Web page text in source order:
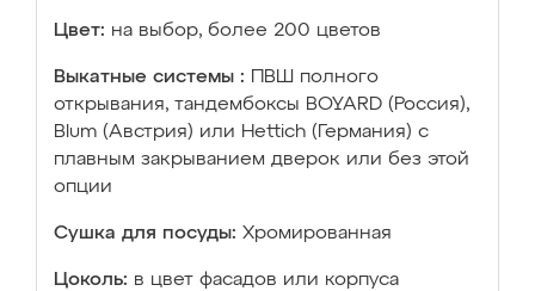
Цвет: на выбор, более 200 цветов
Выкатные системы :
ПВШ полного
открывания, тандембоксы BOYARD (Россия),
Blum (Австрия) или Hettich (Германия) с
плавным закрыванием дверок или без этой
опции
Сушка для посуды: Хромированная
Цоколь: в цвет фасадов или корпуса